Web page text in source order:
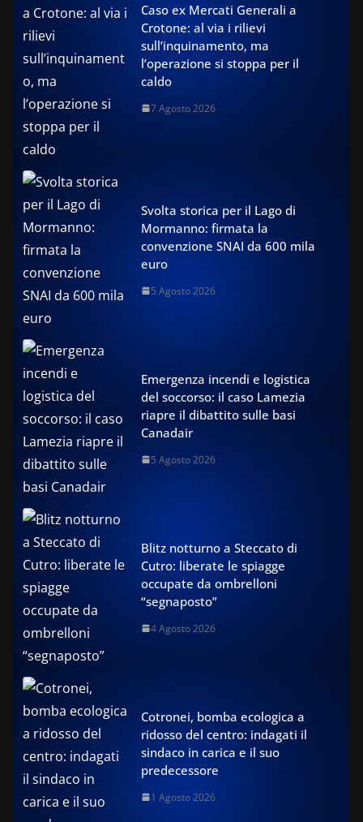
Caso ex Mercati Generali a
Crotone: al via i rilievi
sull’inquinamento, ma
l’operazione si stoppa per il
caldo
7 Agosto 2026
Svolta storica per il Lago di
Mormanno: firmata la
convenzione SNAI da 600 mila
euro
5 Agosto 2026
Emergenza incendi e logistica
del soccorso: il caso Lamezia
riapre il dibattito sulle basi
Canadair
5 Agosto 2026
Blitz notturno a Steccato di
Cutro: liberate le spiagge
occupate da ombrelloni
“segnaposto”
4 Agosto 2026
Cotronei, bomba ecologica a
ridosso del centro: indagati il
sindaco in carica e il suo
predecessore
1 Agosto 2026